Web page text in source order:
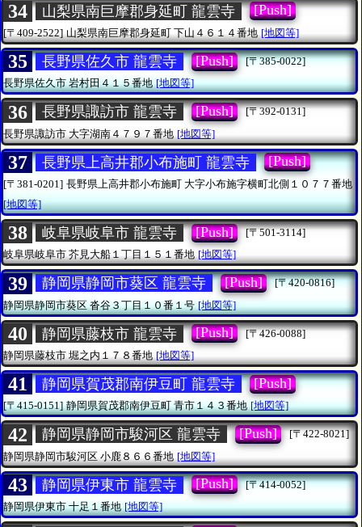
34 山梨県南巨摩郡身延町 龍雲寺 [Push]
[〒409-2522] 山梨県南巨摩郡身延町下山４６１４番地 [地図等]
35 長野県佐久市 龍雲寺 [Push]
[〒385-0022]
長野県佐久市岩村田４１５番地 [地図等]
36 長野県諏訪市 龍雲寺 [Push]
[〒392-0131]
長野県諏訪市 大字湖南４７９７番地 [地図等]
37 長野県上高井郡小布施町 龍雲寺 [Push]
[〒381-0201] 長野県上高井郡小布施町 大字小布施字横町北側１０７７番地
[地図等]
38 岐阜県岐阜市 龍雲寺 [Push]
[〒501-3114]
岐阜県岐阜市芥見大船１丁目１５１番地 [地図等]
39 静岡県静岡市葵区 龍雲寺 [Push]
[〒420-0816]
静岡県静岡市葵区沓谷３丁目１０番１号 [地図等]
40 静岡県藤枝市 龍雲寺 [Push]
[〒426-0088]
静岡県藤枝市堀之内１７８番地 [地図等]
41 静岡県賀茂郡南伊豆町 龍雲寺 [Push]
[〒415-0151] 静岡県賀茂郡南伊豆町青市１４３番地 [地図等]
42 静岡県静岡市駿河区 龍雲寺 [Push]
[〒422-8021]
静岡県静岡市駿河区 小鹿８６６番地 [地図等]
43 静岡県伊東市 龍雲寺 [Push]
[〒414-0052]
静岡県伊東市十足１番地 [地図等]